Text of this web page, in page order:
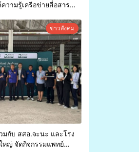
วามรู้เครือข่ายสื่อสาร
องมหาวิทยาลัยข่าวสังคม
มกับ สสอ.จะนะ และโรง
หญ่ จัดกิจกรรมแพทย์